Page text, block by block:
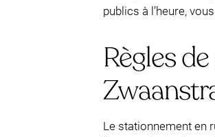
publics à l’heure,
Règles
Le stationnement en